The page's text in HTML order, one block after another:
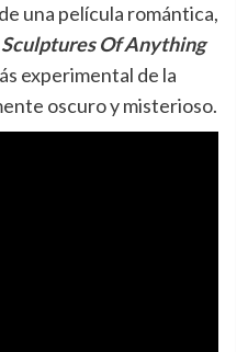
de una película romántica,
Sculptures Of Anything
experimental de la
oscuro y misterioso.